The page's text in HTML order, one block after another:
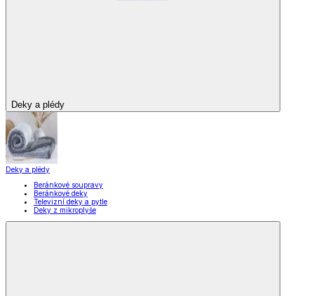
Deky a plédy
Deky a plédy
Beránkové soupravy
Beránkové deky
Televizní deky a pytle
Deky z mikroplyše